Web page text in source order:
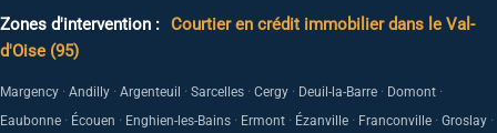
Zones d'intervention : Courtier en crédit immobilier dans le Val-
d'Oise (95)
Margency · Andilly · Argenteuil · Sarcelles · Cergy · Deuil-la-Barre · Domont ·
Eaubonne · Écouen · Enghien-les-Bains · Ermont · Ézanville · Franconville · Groslay ·